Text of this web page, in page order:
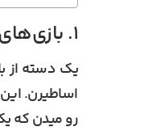
۱. بازی‌های ماجراجویی مبتنی بر اساطیر
اساطیرن.
رو میدن که